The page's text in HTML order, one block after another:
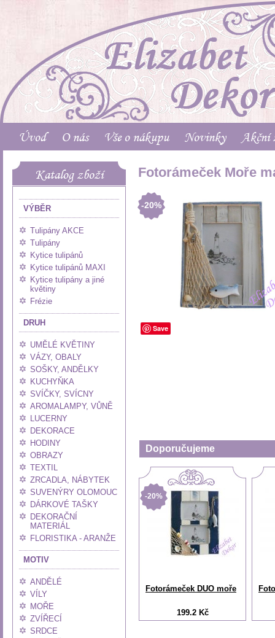
Úvod O nás Vše o nákupu Novinky Akční
Katalog zboží
VÝBĚR
Tulipány AKCE
Tulipány
Kytice tulipánů
Kytice tulipánů MAXI
Kytice tulipány a jiné
květiny
Frézie
DRUH
UMĚLÉ KVĚTINY
VÁZY, OBALY
SOŠKY, ANDĚLKY
KUCHYŇKA
SVÍČKY, SVÍCNY
AROMALAMPY, VŮNĚ
LUCERNY
DEKORACE
HODINY
OBRAZY
TEXTIL
ZRCADLA, NÁBYTEK
SUVENÝRY OLOMOUC
DÁRKOVÉ TAŠKY
DEKORAČNÍ
MATERIÁL
FLORISTIKA - ARANŽE
MOTIV
ANDĚLÉ
VÍLY
MOŘE
ZVÍŘECÍ
SRDCE
Fotorámeček Moře
-20%
Save
Doporučujeme
-20%
Fotorámeček DUO moře
199.2 Kč